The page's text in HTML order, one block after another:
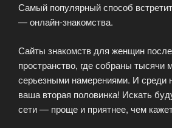
Самый популярный способ
— онлайн-знакомства.
Сайты знакомств для женщин
пространство, где собраны тысячи
серьезными намерениями. И среди
ваша вторая половинка! Искать
сети — проще и приятнее, чем